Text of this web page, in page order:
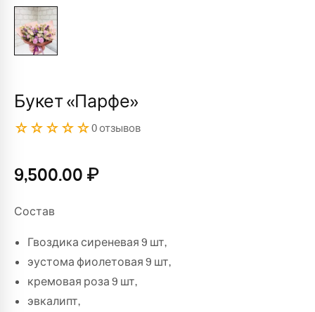
Букет «Парфе»
☆☆☆☆☆0 отзывов
9,500.00 ₽
Состав
Гвоздика сиреневая 9 шт,
эустома фиолетовая 9 шт,
кремовая роза 9 шт,
эвкалипт,